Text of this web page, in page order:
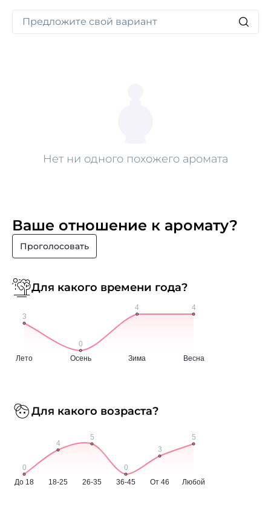
Нет ни одного похожего аромата
Ваше отношение к аромату?
Проголосовать
Для какого времени года?
Для какого возраста?